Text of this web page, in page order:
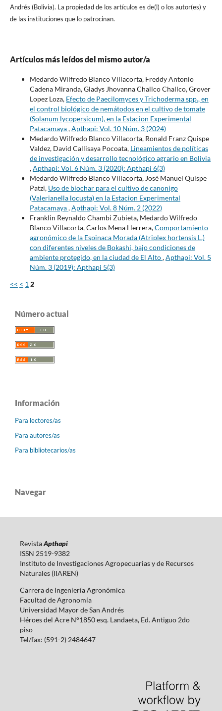
Andrés (Bolivia). La propiedad de los artí­culos es de(l) o los autor(es) y
de las instituciones que lo patrocinan.
Artículos más leídos del mismo autor/a
Medardo Wilfredo Blanco Villacorta, Freddy Antonio
Cadena Miranda, Gladys Jhovanna Challco Challco, Grover
Lopez Loza, Efecto de Paecilomyces y Trichoderma spp., en
el control biológico de nemátodos en el cultivo de tomate
(Solanum lycopersicum), en la Estacion Experimental
Patacamaya,Apthapi: Vol. 10 Núm. 3 (2024)
Medardo Wilfredo Blanco Villacorta, Ronald Franz Quispe
Valdez, David Callisaya Pocoata, Lineamientos de políticas
de investigación y desarrollo tecnológico agrario en Bolivia
,Apthapi: Vol. 6 Núm. 3 (2020): Apthapi 6(3)
Medardo Wilfredo Blanco Villacorta, José Manuel Quispe
Patzi, Uso de biochar para el cultivo de canonigo
(Valerianella locusta) en la Estacion Experimental
Patacamaya,Apthapi: Vol. 8 Núm. 2 (2022)
Franklin Reynaldo Chambi Zubieta, Medardo Wilfredo
Blanco Villacorta, Carlos Mena Herrera,Comportamiento
agronómico de la Espinaca Morada (Atriplex hortensis L.)
con diferentes niveles de Bokashi, bajo condiciones de
ambiente protegido, en la ciudad de El Alto,Apthapi: Vol. 5
Núm. 3 (2019): Apthapi 5(3)
<< < 12
Número actual
Información
Para lectores/as
Para autores/as
Para bibliotecarios/as
Navegar
RevistaApthapi
ISSN 2519-9382
Instituto de Investigaciones Agropecuarias y de Recursos
Naturales (IIAREN)
Carrera de Ingeniería Agronómica
Facultad de Agronomía
Universidad Mayor de San Andrés
Héroes del Acre N°1850 esq. Landaeta, Ed. Antiguo 2do
piso
Tel/fax: (591-2) 2484647